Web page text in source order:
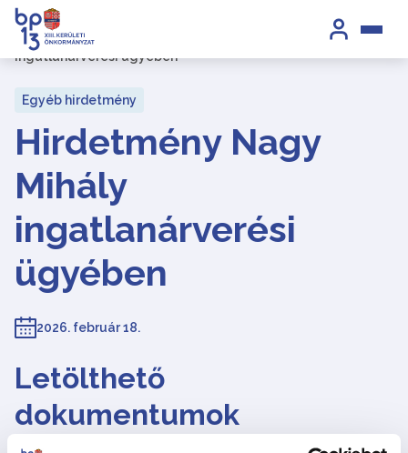
Kezdőlap/Hirdetmények
Hirdetmény Nagy Mihály
ingatlanárverési ügyében
Egyéb hirdetmény
Hirdetmény Nagy
Mihály
ingatlanárverési
ügyében
2026. február 18.
Letölthető
dokumentumok